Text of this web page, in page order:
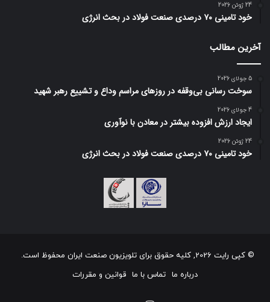
24 ژوئن 2026
خود تامینی ۷۰ درصدی صنعت فولاد در بحث انرژی
آخرین مطالب
5 جولای 2026
سوخت رسانی بی‌وقفه در روز‌های مراسم وداع و تشییع رهبر شهید
4 جولای 2026
ایجاد ارزش افزوده بیشتر در معادن با نوآوری
24 ژوئن 2026
خود تامینی ۷۰ درصدی صنعت فولاد در بحث انرژی
© کپی رایت 2026, کلیه حقوق برای تلویزیون صنعت ایران محفوظ است.
درباره ما تماس با ما قوانین و مقررات